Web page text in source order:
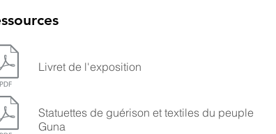
Livret de l'exposition
Statuettes de guérison et textiles du peuple
Guna